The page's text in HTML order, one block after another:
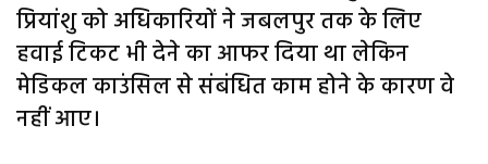
प्रियांशु को अधिकारियों ने जबलपुर तक के लिए
हवाई टिकट भी देने का आफर दिया था लेकिन
मेडिकल काउंसिल से संबंधित काम होने के कारण वे
नहीं आए।